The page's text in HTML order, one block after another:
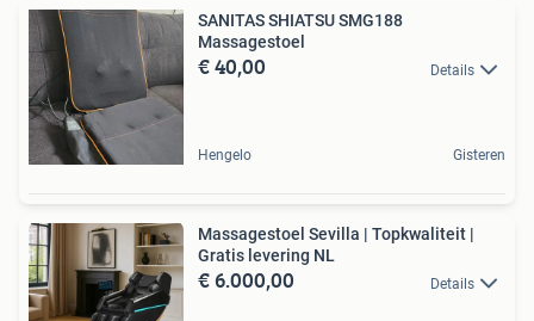
SANITAS SHIATSU SMG188
Massagestoel
€ 40,00 Details
Hengelo Gisteren
Massagestoel Sevilla | Topkwaliteit |
Gratis levering NL
€ 6.000,00 Details